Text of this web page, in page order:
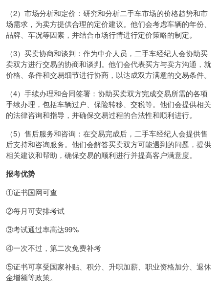
（2）市场分析和定价：研究和分析二手车市场的价格趋势和市
场需求，为卖方提供合理的定价建议。他们会考虑车辆的年份、
品牌、车况等因素，并结合市场行情进行定价策略的制定。
（3）买卖协商和谈判：作为中介人员，二手车经纪人会协助买
卖双方进行交易的协商和谈判。他们会代表买方与卖方沟通，就
价格、条件和交易细节进行协商，以达成双方满意的交易条件。
（4）手续办理和合同签署：协助买卖双方完成交易所需的各项
手续办理，包括车辆过户、保险转移、交税等。他们会提供相关
的法律咨询和指导，并确保交易过程的合法性和顺利进行。
（5）售后服务和咨询：在交易完成后，二手车经纪人会提供售
后支持和咨询服务。他们会解答买卖双方可能遇到的问题，提供
相关建议和帮助，确保交易的顺利进行并提高客户满意度。
报考优势
①证书国网可查
②每月可安排考试
③考试通过率高达99%
④一次不过，第二次免费补考
⑤证书可享受国家补贴、积分、升职加薪、职业资格加分、退休
金增额等政策。